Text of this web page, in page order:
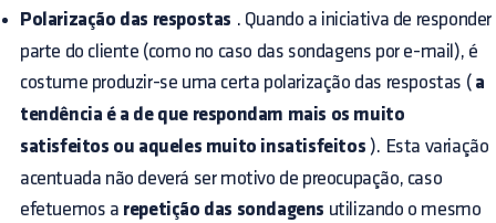
Polarização das respostas . Quando a iniciativa de responder
parte do cliente (como no caso das sondagens por e-mail), é
costume produzir-se uma certa polarização das respostas ( a
tendência é a de que respondam mais os muito
satisfeitos ou aqueles muito insatisfeitos ). Esta variação
acentuada não deverá ser motivo de preocupação, caso
efetuemos a repetição das sondagens utilizando o mesmo